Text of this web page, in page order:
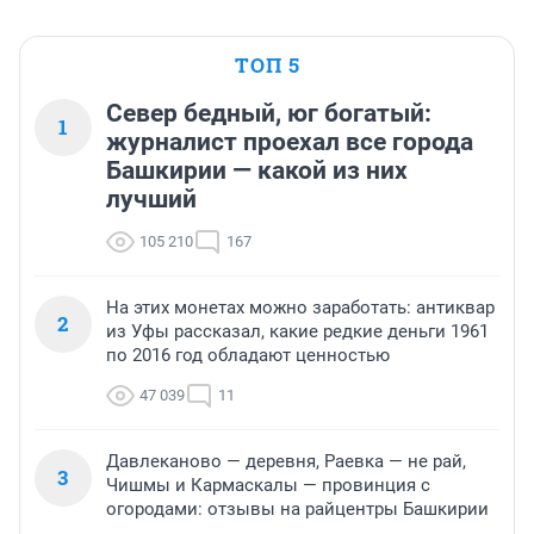
ТОП 5
1
Север бедный, юг богатый:
журналист проехал все города
Башкирии — какой из них
лучший
105 210 167
2
На этих монетах можно заработать: антиквар
из Уфы рассказал, какие редкие деньги 1961
по 2016 год обладают ценностью
47 039 11
3
Давлеканово — деревня, Раевка — не рай,
Чишмы и Кармаскалы — провинция с
огородами: отзывы на райцентры Башкирии